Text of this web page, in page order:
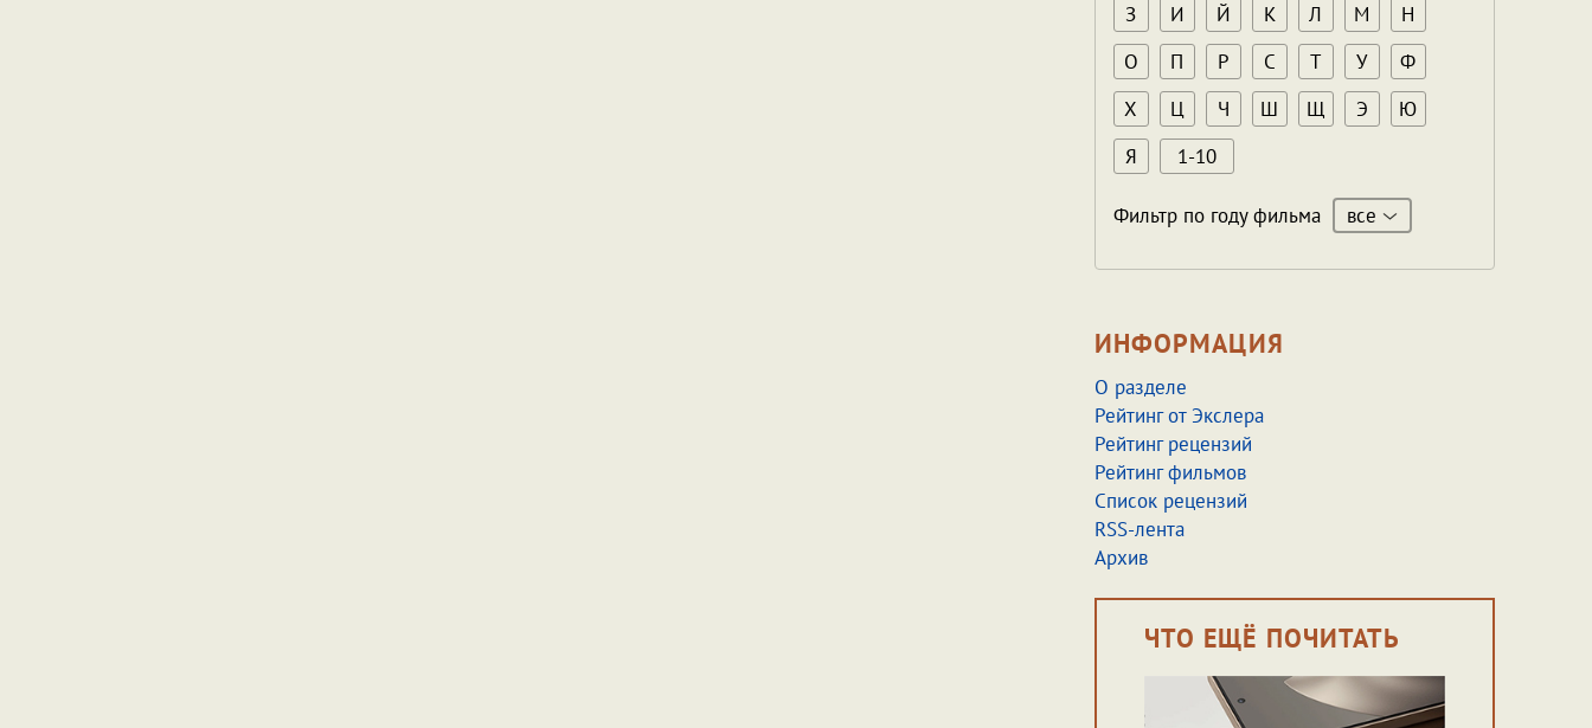
З
И Й К Л М
Н
О
П Р С Т У
Ф
Х
Ц Ч Ш Щ Э
Ю
Я
1-10
Фильтр по году фильма все
ИНФОРМАЦИЯ
О разделе
Рейтинг от Экслера
Рейтинг рецензий
Рейтинг фильмов
Список рецензий
RSS-лента
Архив
ЧТО ЕЩЁ ПОЧИТАТЬ